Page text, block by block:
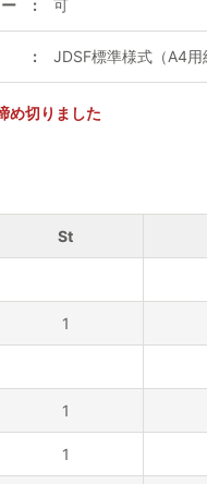
可
JDSF標準様式（A4用
め切りました
St
1
1
1